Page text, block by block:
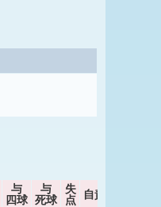
与
四球
与
死球
失
点
自責点